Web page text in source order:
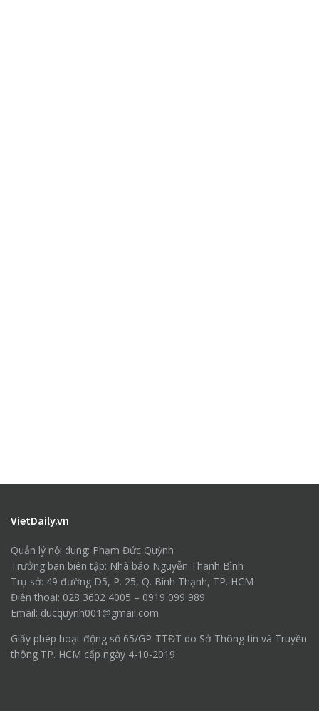
VietDaily.vn
Quản lý nội dung: Phạm Đức Quỳnh
Trưởng ban biên tập: Nhà báo Nguyễn Thanh Bình
Trụ sở: 49 đường D5, P. 25, Q. Bình Thạnh, TP. HCM
Điện thoại: 028 3602 4005 – 0919 099 989
Email: ducquynh001@gmail.com
Giấy phép hoạt động số 65/GP-TTĐT do Sở Thông tin và Truyền
thông TP. HCM cấp ngày 4-10-2019